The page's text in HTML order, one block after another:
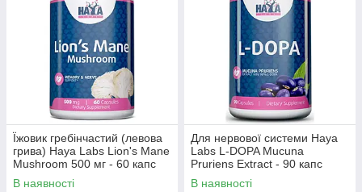
Їжовик гребінчастий (левова
грива) Haya Labs Lion's Mane
Mushroom 500 мг - 60 капс
В наявності
Для нервової системи Haya
Labs L-DOPA Mucuna
Pruriens Extract - 90 капс
В наявності